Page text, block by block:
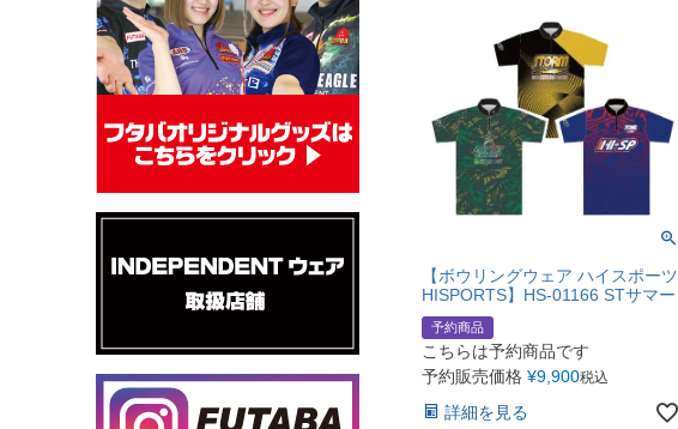
【ボウリングウェア ハイスポーツ
HISPORTS】HS-01166 STサマー
予約商品
こちらは予約商品です
予約販売価格 ¥9,900税込
詳細を見る